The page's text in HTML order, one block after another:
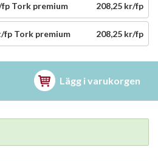
Tork premium 208,25 kr/fp
fp Tork premium 208,25 kr/fp
Lägg i varukorgen